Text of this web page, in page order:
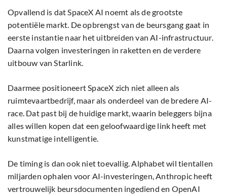
Opvallend is dat SpaceX AI noemt als de grootste
potentiële markt. De opbrengst van de beursgang gaat in
eerste instantie naar het uitbreiden van AI-infrastructuur.
Daarna volgen investeringen in raketten en de verdere
uitbouw van Starlink.
Daarmee positioneert SpaceX zich niet alleen als
ruimtevaartbedrijf, maar als onderdeel van de bredere AI-
race. Dat past bij de huidige markt, waarin beleggers bijna
alles willen kopen dat een geloofwaardige link heeft met
kunstmatige intelligentie.
De timing is dan ook niet toevallig. Alphabet wil tientallen
miljarden ophalen voor AI-investeringen, Anthropic heeft
vertrouwelijk beursdocumenten ingediend en OpenAI